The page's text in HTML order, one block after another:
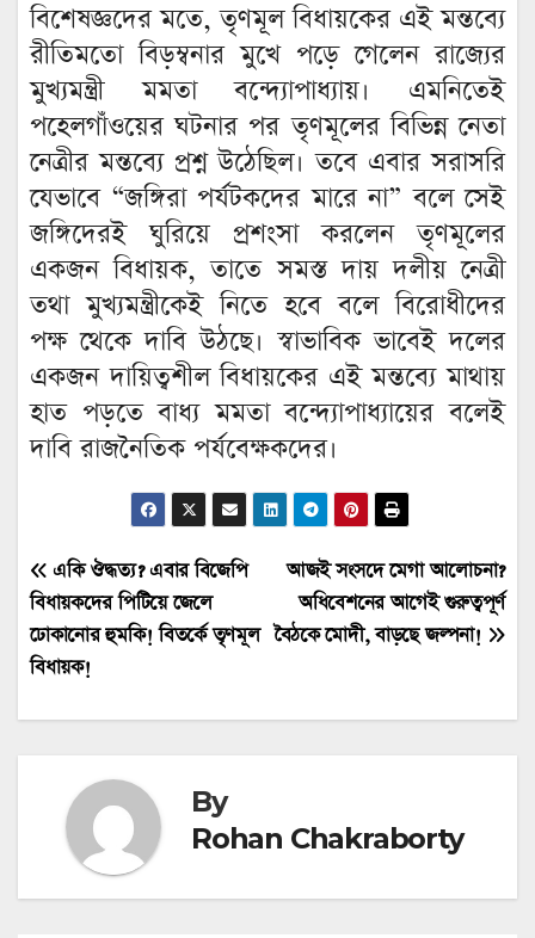
বিশেষজ্ঞদের মতে, তৃণমূল বিধায়কের এই মন্তব্যে
রীতিমতো বিড়ম্বনার মুখে পড়ে গেলেন রাজ্যের
মুখ্যমন্ত্রী মমতা বন্দ্যোপাধ্যায়। এমনিতেই
পহেলগাঁওয়ের ঘটনার পর তৃণমূলের বিভিন্ন নেতা
নেত্রীর মন্তব্যে প্রশ্ন উঠেছিল। তবে এবার সরাসরি
যেভাবে “জঙ্গিরা পর্যটকদের মারে না” বলে সেই
জঙ্গিদেরই ঘুরিয়ে প্রশংসা করলেন তৃণমূলের
একজন বিধায়ক, তাতে সমস্ত দায় দলীয় নেত্রী
তথা মুখ্যমন্ত্রীকেই নিতে হবে বলে বিরোধীদের
পক্ষ থেকে দাবি উঠছে। স্বাভাবিক ভাবেই দলের
একজন দায়িত্বশীল বিধায়কের এই মন্তব্যে মাথায়
হাত পড়তে বাধ্য মমতা বন্দ্যোপাধ্যায়ের বলেই
দাবি রাজনৈতিক পর্যবেক্ষকদের।
Post
navigation
আজই সংসদে মেগা আলোচনা?
অধিবেশনের আগেই গুরুত্বপূর্ণ
বৈঠকে মোদী, বাড়ছে জল্পনা!
একি ঔদ্ধত্য? এবার বিজেপি
বিধায়কদের পিটিয়ে জেলে
ঢোকানোর হুমকি! বিতর্কে তৃণমূল
বিধায়ক!
By
Rohan Chakraborty